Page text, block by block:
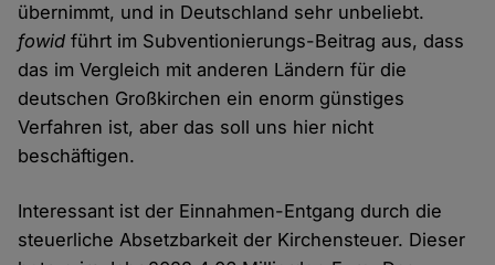
übernimmt, und in Deutschland sehr unbeliebt.
fowid führt im Subventionierungs-Beitrag aus, dass
das im Vergleich mit anderen Ländern für die
deutschen Großkirchen ein enorm günstiges
Verfahren ist, aber das soll uns hier nicht
beschäftigen.
Interessant ist der Einnahmen-Entgang durch die
steuerliche Absetzbarkeit der Kirchensteuer. Dieser